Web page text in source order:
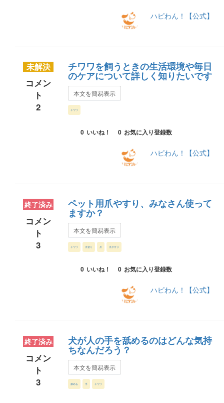
ハピわん！【公式】
未解決
コメン
ト
2
チワワを飼うときの生活環境や毎日
のケアについて詳しく知りたいです
本文を簡易表示
チワワ
0 いいね！ 0 お気に入り登録数
ハピわん！【公式】
終了済み
コメン
ト
3
ペット用爪やすり、みなさん使って
ますか？
本文を簡易表示
チワワ 爪切り 爪 爪やすり
0 いいね！ 0 お気に入り登録数
ハピわん！【公式】
終了済み
コメン
ト
3
犬が人の手を舐めるのはどんな気持
ちなんだろう？
本文を簡易表示
舐める 手 チワワ